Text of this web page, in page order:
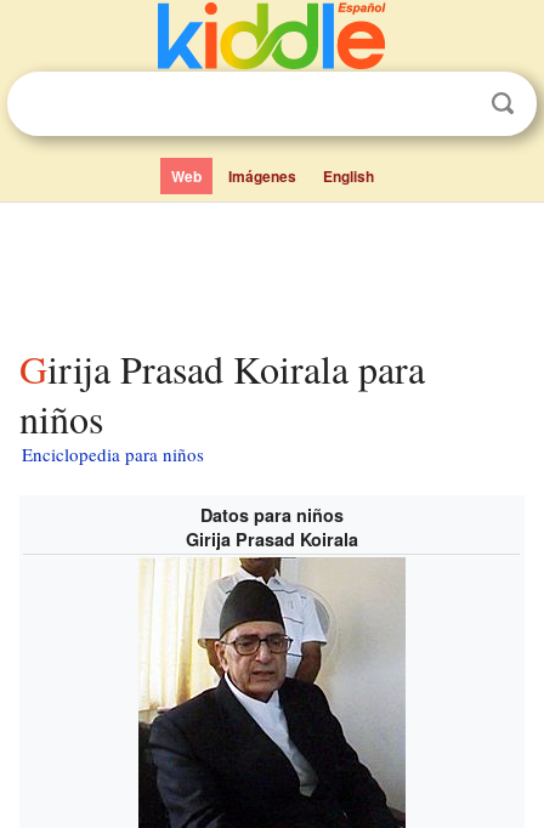
Web Imágenes English
Girija Prasad Koirala para
niños
Enciclopedia para niños
Datos para niños
Girija Prasad Koirala